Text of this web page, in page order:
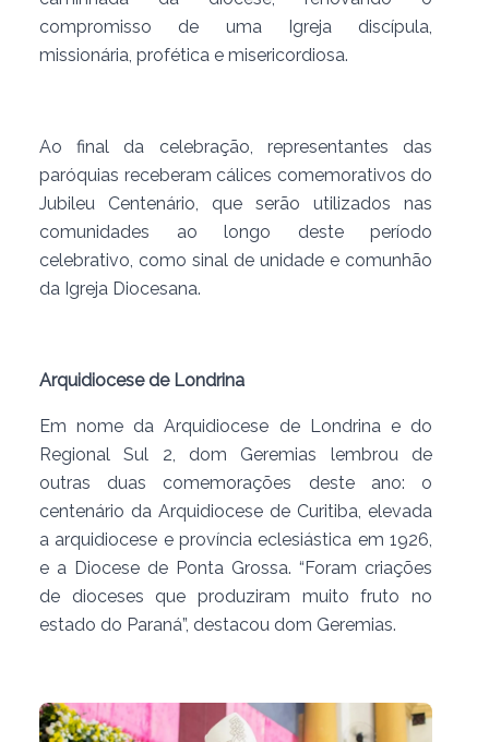
compromisso de uma Igreja discípula,
missionária, profética e misericordiosa.
Ao final da celebração, representantes das
paróquias receberam cálices comemorativos do
Jubileu Centenário, que serão utilizados nas
comunidades ao longo deste período
celebrativo, como sinal de unidade e comunhão
da Igreja Diocesana.
Arquidiocese de Londrina
Em nome da Arquidiocese de Londrina e do
Regional Sul 2, dom Geremias lembrou de
outras duas comemorações deste ano: o
centenário da Arquidiocese de Curitiba, elevada
a arquidiocese e província eclesiástica em 1926,
e a Diocese de Ponta Grossa. “Foram criações
de dioceses que produziram muito fruto no
estado do Paraná”, destacou dom Geremias.